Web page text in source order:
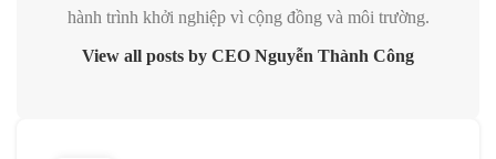
hành trình khởi nghiệp vì cộng đồng và môi trường.
View all posts by CEO Nguyễn Thành Công